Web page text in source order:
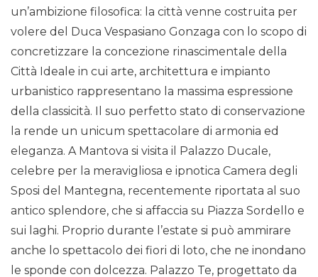
un’ambizione filosofica: la città venne costruita per
volere del Duca Vespasiano Gonzaga con lo scopo di
concretizzare la concezione rinascimentale della
Città Ideale in cui arte, architettura e impianto
urbanistico rappresentano la massima espressione
della classicità. Il suo perfetto stato di conservazione
la rende un unicum spettacolare di armonia ed
eleganza. A Mantova si visita il Palazzo Ducale,
celebre per la meravigliosa e ipnotica Camera degli
Sposi del Mantegna, recentemente riportata al suo
antico splendore, che si affaccia su Piazza Sordello e
sui laghi. Proprio durante l’estate si può ammirare
anche lo spettacolo dei fiori di loto, che ne inondano
le sponde con dolcezza. Palazzo Te, progettato da